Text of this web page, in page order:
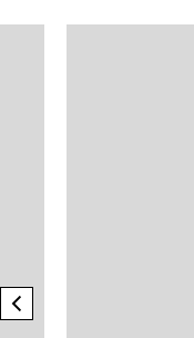
previous element